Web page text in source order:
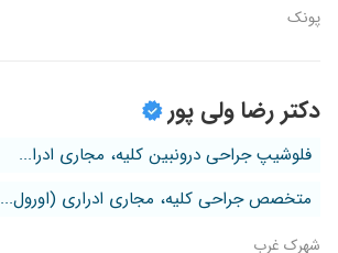
پونک
دکتر رضا ولی پور
فلوشیپ جراحی درونبین کلیه، مجاری ادرا...
متخصص جراحی کلیه، مجاری ادراری (اورول...
شهرک غرب